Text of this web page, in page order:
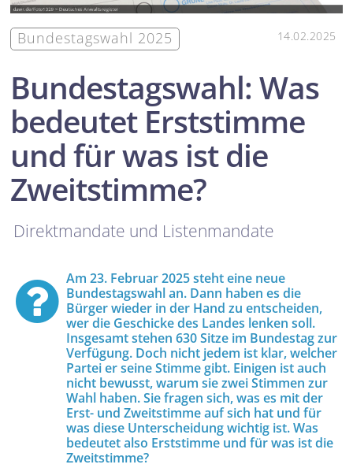
Bundestagswahl 2025 14.02.2025
Bundestagswahl: Was
bedeutet Erststimme
und für was ist die
Zweitstimme?
Direktmandate und Listenmandate
Am 23. Februar 2025 steht eine neue
Bundestagswahl an. Dann haben es die
Bürger wieder in der Hand zu entscheiden,
wer die Geschicke des Landes lenken soll.
Insgesamt stehen 630 Sitze im Bundestag zur
Verfügung. Doch nicht jedem ist klar, welcher
Partei er seine Stimme gibt. Einigen ist auch
nicht bewusst, warum sie zwei Stimmen zur
Wahl haben. Sie fragen sich, was es mit der
Erst- und Zweitstimme auf sich hat und für
was diese Unterscheidung wichtig ist. Was
bedeutet also Erststimme und für was ist die
Zweitstimme?